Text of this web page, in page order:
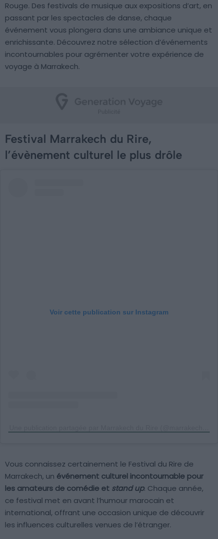
Rouge. Des festivals de musique aux expositions d’art, en
passant par les spectacles de danse, chaque
événement vous plongera dans une ambiance unique et
enrichissante. Découvrez notre sélection d’événements
incontournables pour agrémenter votre expérience de
voyage à Marrakech.
Festival Marrakech du Rire,
l’évènement culturel le plus drôle
Voir cette publication sur Instagram
Vous connaissez certainement le Festival du Rire de
Marrakech, un événement culturel incontournable pour
les amateurs de comédie et stand up. Chaque année,
ce festival met en avant l’humour marocain et
international, offrant une occasion unique de découvrir
les influences culturelles venues de l’étranger.